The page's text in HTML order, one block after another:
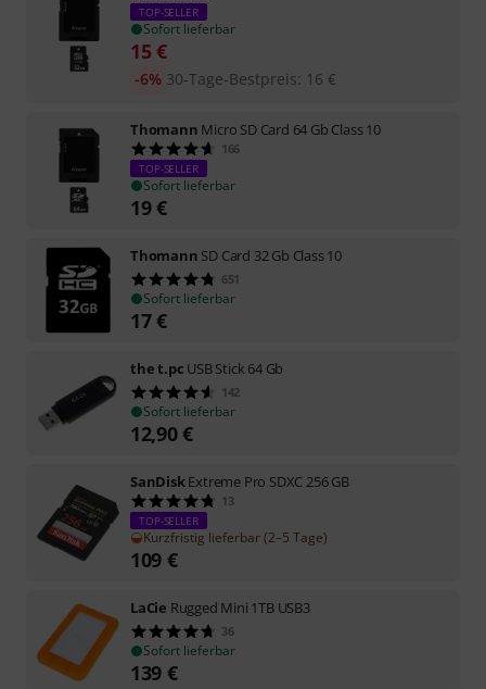
TOP-SELLER
Sofort lieferbar
15€
30-Tage-Bestpreis: 16 €
-6%
Thomann Micro SD Card 64 Gb Class 10
166
TOP-SELLER
Sofort lieferbar
19€
Thomann SD Card 32 Gb Class 10
651
Sofort lieferbar
17€
the t.pc USB Stick 64 Gb
142
Sofort lieferbar
12,90€
SanDiskExtreme Pro SDXC 256 GB
13
TOP-SELLER
Kurzfristig lieferbar (2–5 Tage)
109 €
LaCie Rugged Mini 1TB USB3
36
Sofort lieferbar
139 €